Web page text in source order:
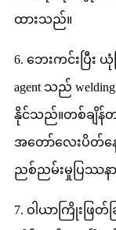
ထားသည်။
6. ဘေးကင်းပြီး ယုံ
agent သည်
နိုင်သည်။တစ်ချိန်တ
အတော်လေးပိတ်န
ညစ်ညမ်းမှုပြဿန
7. ဝါယာကြိုးဖ